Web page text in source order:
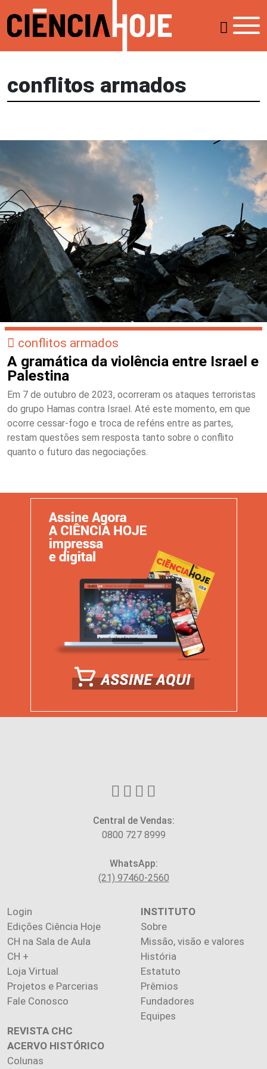
conflitos armados
conflitos armados
A gramática da violência entre Israel e
Palestina
Em 7 de outubro de 2023, ocorreram os ataques terroristas
do grupo Hamas contra Israel. Até este momento, em que
ocorre cessar-fogo e troca de reféns entre as partes,
restam questões sem resposta tanto sobre o conflito
quanto o futuro das negociações.
Central de Vendas:
0800 727 8999
WhatsApp:
(21) 97460-2560
Login
Edições Ciência Hoje
CH na Sala de Aula
CH +
Loja Virtual
Projetos e Parcerias
Fale Conosco
INSTITUTO
Sobre
Missão, visão e valores
História
Estatuto
Prêmios
Fundadores
Equipes
REVISTA CHC
ACERVO HISTÓRICO
Colunas